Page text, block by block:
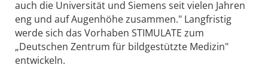
auch die Universität und Siemens seit vielen Jahren
eng und auf Augenhöhe zusammen." Langfristig
werde sich das Vorhaben STIMULATE zum
„Deutschen Zentrum für bildgestützte Medizin"
entwickeln.